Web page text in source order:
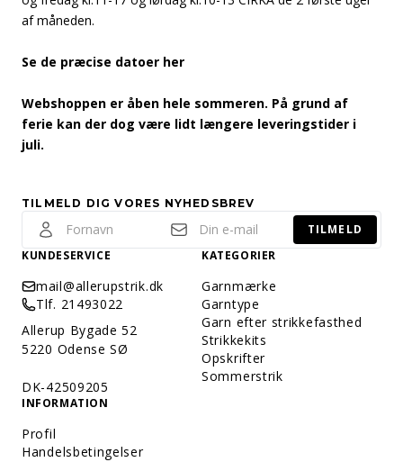
af måneden.
Se de præcise datoer her
Webshoppen er åben hele sommeren. På grund af
ferie kan der dog være lidt længere leveringstider i
juli.
TILMELD DIG VORES NYHEDSBREV
TILMELD
KUNDESERVICE
mail@allerupstrik.dk
Tlf. 21493022
Allerup Bygade 52
5220 Odense SØ
DK-42509205
KATEGORIER
Garnmærke
Garntype
Garn efter strikkefasthed
Strikkekits
Opskrifter
Sommerstrik
INFORMATION
Profil
Handelsbetingelser